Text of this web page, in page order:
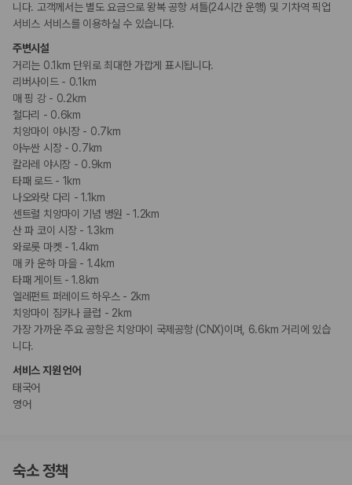
니다. 고객께서는 별도 요금으로 왕복 공항 셔틀(24시간 운행) 및 기차역 픽업
서비스 서비스를 이용하실 수 있습니다.
주변시설
거리는 0.1km 단위로 최대한 가깝게 표시됩니다.
리버사이드 - 0.1km
매 핑 강 - 0.2km
철다리 - 0.6km
치앙마이 야시장 - 0.7km
아누싼 시장 - 0.7km
칼라레 야시장 - 0.9km
타패 로드 - 1km
나오와랏 다리 - 1.1km
센트럴 치앙마이 기념 병원 - 1.2km
산 파 코이 시장 - 1.3km
와로롯 마켓 - 1.4km
매 카 운하 마을 - 1.4km
타패 게이트 - 1.8km
엘레펀트 퍼레이드 하우스 - 2km
치앙마이 짐카나 클럽 - 2km
가장 가까운 주요 공항은 치앙마이 국제공항 (CNX)이며, 6.6km 거리에 있습
니다.
서비스 지원 언어
태국어
영어
숙소 정책